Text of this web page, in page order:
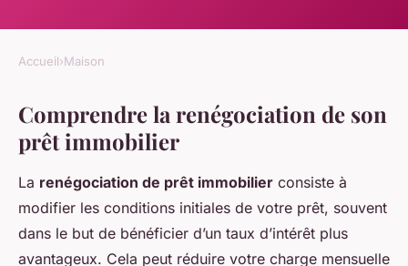
Accueil›Maison
Comprendre la renégociation de son
prêt immobilier
La renégociation de prêt immobilier consiste à
modifier les conditions initiales de votre prêt, souvent
dans le but de bénéficier d’un taux d’intérêt plus
avantageux. Cela peut réduire votre charge mensuelle